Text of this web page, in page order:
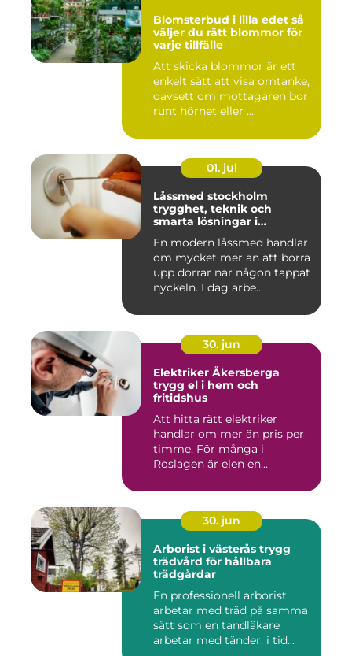
Blomsterbud i lilla edet så
väljer du rätt blommor för
varje tillfälle
Att skicka blommor är ett
enkelt sätt att visa omtanke,
oavsett om mottagaren bor
runt hörnet eller ...
01. jul
Låssmed stockholm
trygghet, teknik och
smarta lösningar i
En modern låssmed handlar
om mycket mer än att borra
upp dörrar när någon tappat
nyckeln. I dag arbe...
30. jun
Elektriker Åkersberga
trygg el i hem och
fritidshus
Att hitta rätt elektriker
handlar om mer än pris per
timme. För många i
Roslagen är elen en
30. jun
Arborist i västerås trygg
trädvård för hållbara
trädgårdar
En professionell arborist
arbetar med träd på samma
sätt som en tandläkare
arbetar med tänder: i tid...